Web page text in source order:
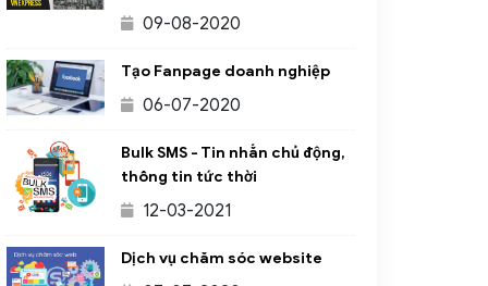
09-08-2020
Tạo Fanpage doanh nghiệp
06-07-2020
Bulk SMS - Tin nhắn chủ động,
thông tin tức thời
12-03-2021
Dịch vụ chăm sóc website